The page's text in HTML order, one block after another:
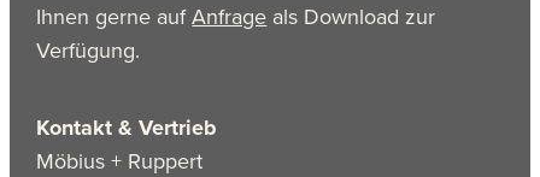
Ihnen gerne aufAnfrage als Download zur
Verfügung.
Kontakt & Vertrieb
Möbius + Ruppert